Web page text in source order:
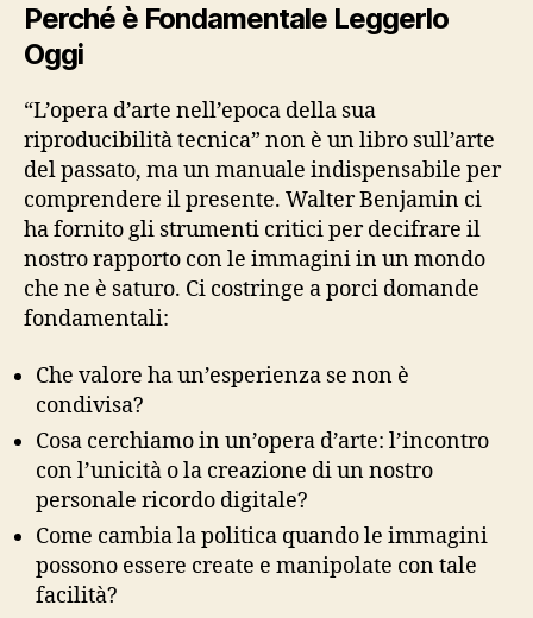
Perché è Fondamentale Leggerlo
Oggi
“L’opera d’arte nell’epoca della sua
riproducibilità tecnica” non è un libro sull’arte
del passato, ma un manuale indispensabile per
comprendere il presente. Walter Benjamin ci
ha fornito gli strumenti critici per decifrare il
nostro rapporto con le immagini in un mondo
che ne è saturo. Ci costringe a porci domande
fondamentali:
Che valore ha un’esperienza se non è
condivisa?
Cosa cerchiamo in un’opera d’arte: l’incontro
con l’unicità o la creazione di un nostro
personale ricordo digitale?
Come cambia la politica quando le immagini
possono essere create e manipolate con tale
facilità?